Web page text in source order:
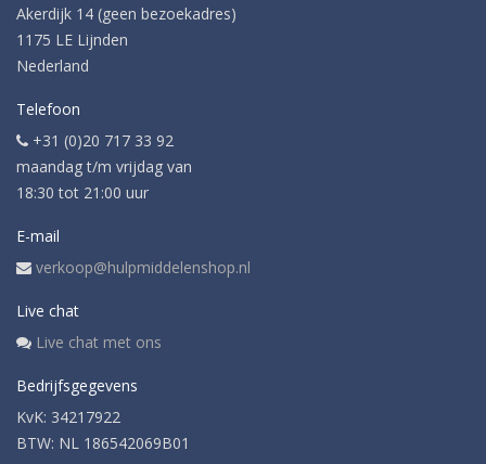
Akerdijk 14 (geen bezoekadres)
1175 LE Lijnden
Nederland
Telefoon
+31 (0)20 717 33 92
maandag t/m vrijdag van
18:30 tot 21:00 uur
E-mail
verkoop@hulpmiddelenshop.nl
Live chat
Live chat met ons
Bedrijfsgegevens
KvK: 34217922
BTW: NL 186542069B01